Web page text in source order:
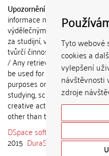
Tyto webové
cookies a
vylepšení
návštěvnosti
zdroje
Upozornění / Notice:
informace nemohou být
výdělečným účelům nebo
za studijní, vědeckou nebo
tvůrčí činnost jiné osoby než
/ Any retrieved information
be used for any commercial
purposes or claimed as
studying, scientific or any other
creative activities of any
other than the author.
DSpace software
copyright ©
2015 DuraSpace